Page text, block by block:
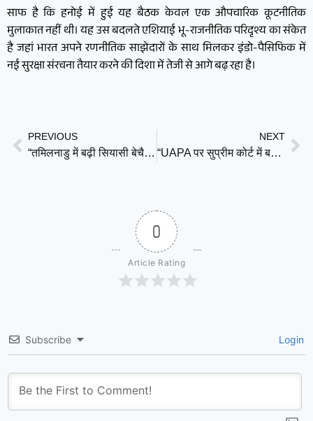
साफ है कि हनोई में हुई यह बैठक केवल एक औपचारिक कूटनीतिक
मुलाकात नहीं थी। यह उस बदलते एशियाई भू-राजनीतिक परिदृश्य का संकेत
है जहां भारत अपने रणनीतिक साझेदारों के साथ मिलकर इंडो-पैसिफिक में
नई सुरक्षा संरचना तैयार करने की दिशा में तेजी से आगे बढ़ रहा है।
PREVIOUS
“तमिलनाडु में बढ़ी सियासी बेचैनी: AIADMK पर CPM की चेतावनी ने विजय सरकार की स्थिरता पर खड़े किए सवाल”
NEXT
“UAPA पर सुप्रीम कोर्ट में बड़ा टकराव: क्या लंबी जेल और धीमी सुनवाई के बावजूद जमानत नहीं?”
0
Article Rating
Subscribe Login